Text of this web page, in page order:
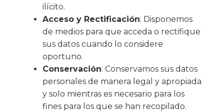
ilícito.
Acceso y Rectificación: Disponemos
de medios para que acceda o rectifique
sus datos cuando lo considere
oportuno.
Conservación: Conservamos sus datos
personales de manera legal y apropiada
y solo mientras es necesario para los
fines para los que se han recopilado.